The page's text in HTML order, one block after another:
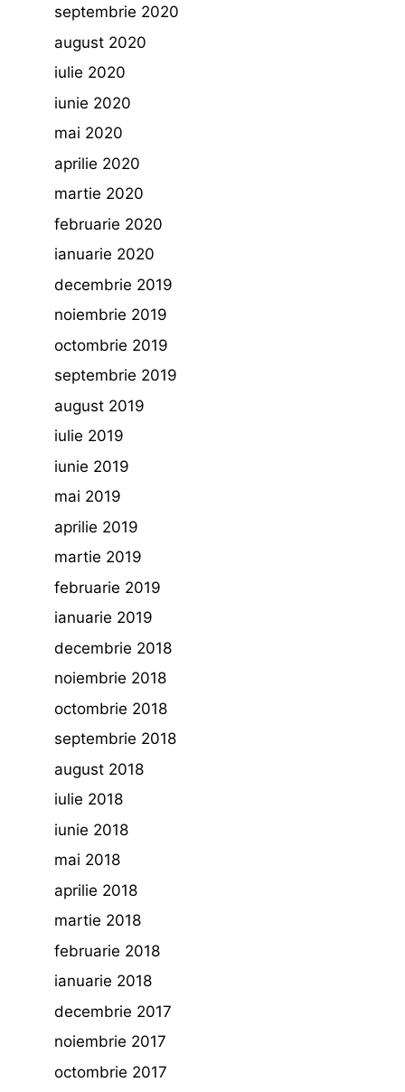
septembrie 2020
august 2020
iulie 2020
iunie 2020
mai 2020
aprilie 2020
martie 2020
februarie 2020
ianuarie 2020
decembrie 2019
noiembrie 2019
octombrie 2019
septembrie 2019
august 2019
iulie 2019
iunie 2019
mai 2019
aprilie 2019
martie 2019
februarie 2019
ianuarie 2019
decembrie 2018
noiembrie 2018
octombrie 2018
septembrie 2018
august 2018
iulie 2018
iunie 2018
mai 2018
aprilie 2018
martie 2018
februarie 2018
ianuarie 2018
decembrie 2017
noiembrie 2017
octombrie 2017